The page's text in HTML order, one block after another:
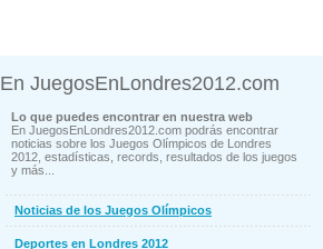
En JuegosEnLondres2012.com
Lo que puedes encontrar en nuestra web
En JuegosEnLondres2012.com podrás encontrar
noticias sobre los Juegos Olímpicos de Londres
2012, estadísticas, records, resultados de los juegos
y más...
Noticias de los Juegos Olímpicos
Deportes en Londres 2012